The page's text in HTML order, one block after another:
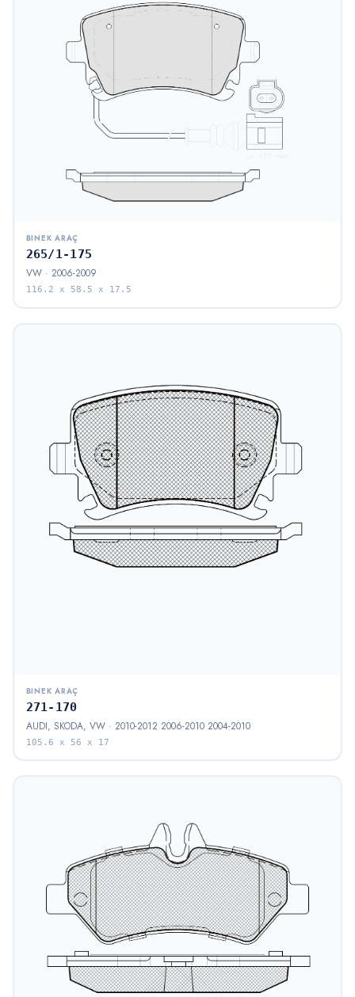
BINEK ARAÇ
265/1-175
VW · 2006-2009
116.2 x 58.5 x 17.5
BINEK ARAÇ
271-170
AUDI, SKODA, VW · 2010-2012 2006-2010 2004-2010
105.6 x 56 x 17